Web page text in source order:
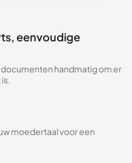
eenvoudige
handmatig om er
moedertaal voor een